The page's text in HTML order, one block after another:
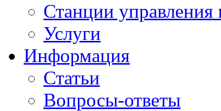
Станции управления
Услуги
Информация
Статьи
Вопросы-ответы